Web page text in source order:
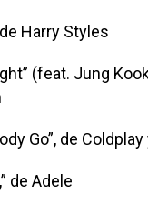
Harry Styles
(feat. Jung
Go”, de
de Adele